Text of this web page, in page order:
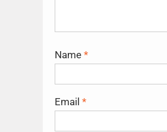
Name *
Email *